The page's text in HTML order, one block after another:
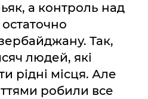
а контроль над
Так,
людей, які
рідні місця. Але
робили все